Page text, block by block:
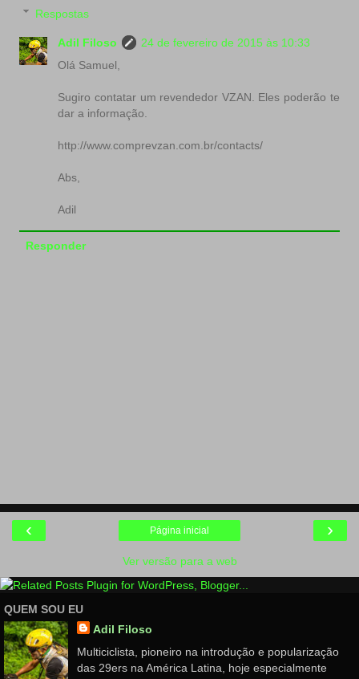
Respostas
Adil Filoso
24 de fevereiro de 2015 às 10:33
Olá Samuel,
Sugiro contatar um revendedor VZAN. Eles poderão te
dar a informação.
http://www.comprevzan.com.br/contacts/
Abs,
Adil
Responder
‹ ›
Página inicial
Ver versão para a web
QUEM SOU EU
Adil Filoso
Multiciclista, pioneiro na introdução e popularização
das 29ers na América Latina, hoje especialmente